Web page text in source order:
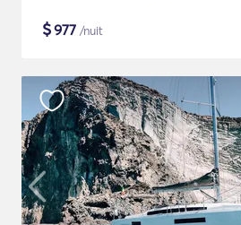
$977 /nuit